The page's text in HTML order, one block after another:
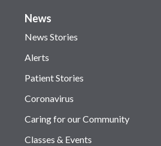
News
News Stories
Alerts
Patient Stories
Coronavirus
Caring for our Community
Classes & Events